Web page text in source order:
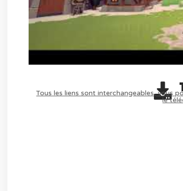
Tous les liens sont interchangeables, vous
le